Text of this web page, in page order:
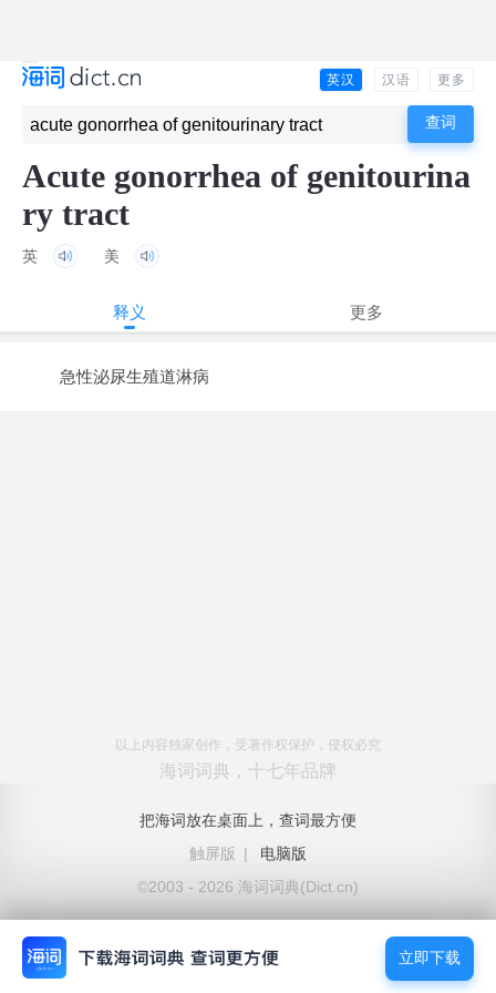
英汉 汉语 更多
Acute gonorrhea of genitourina
ry tract
英 美
释义 更多
急性泌尿生殖道淋病
以上内容独家创作，受著作权保护，侵权必究
海词词典，十七年品牌
把海词放在桌面上，查词最方便
触屏版
|
电脑版
©2003 - 2026 海词词典(Dict.cn)
立即下载
立即下载